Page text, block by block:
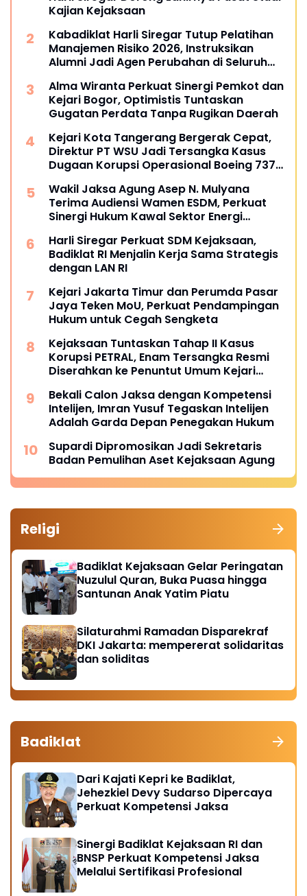
Kajian Kejaksaan
Kabadiklat Harli Siregar Tutup Pelatihan
Manajemen Risiko 2026, Instruksikan
Alumni Jadi Agen Perubahan di Seluruh
Alma Wiranta Perkuat Sinergi Pemkot dan
Kejari Bogor, Optimistis Tuntaskan
Gugatan Perdata Tanpa Rugikan Daerah
Kejari Kota Tangerang Bergerak Cepat,
Direktur PT WSU Jadi Tersangka Kasus
Dugaan Korupsi Operasional Boeing 737-
Wakil Jaksa Agung Asep N. Mulyana
Terima Audiensi Wamen ESDM, Perkuat
Sinergi Hukum Kawal Sektor Energi
Harli Siregar Perkuat SDM Kejaksaan,
Badiklat RI Menjalin Kerja Sama Strategis
dengan LAN RI
Kejari Jakarta Timur dan Perumda Pasar
Jaya Teken MoU, Perkuat Pendampingan
Hukum untuk Cegah Sengketa
Kejaksaan Tuntaskan Tahap II Kasus
Korupsi PETRAL, Enam Tersangka Resmi
Diserahkan ke Penuntut Umum Kejari
Bekali Calon Jaksa dengan Kompetensi
Intelijen, Imran Yusuf Tegaskan Intelijen
Adalah Garda Depan Penegakan Hukum
Supardi Dipromosikan Jadi Sekretaris
Badan Pemulihan Aset Kejaksaan Agung
Religi
Badiklat Kejaksaan Gelar Peringatan
Nuzulul Quran, Buka Puasa hingga
Santunan Anak Yatim Piatu
Silaturahmi Ramadan Disparekraf
DKI Jakarta: mempererat solidaritas
dan soliditas
Badiklat
Dari Kajati Kepri ke Badiklat,
Jehezkiel Devy Sudarso Dipercaya
Perkuat Kompetensi Jaksa
Sinergi Badiklat Kejaksaan RI dan
BNSP Perkuat Kompetensi Jaksa
Melalui Sertifikasi Profesional